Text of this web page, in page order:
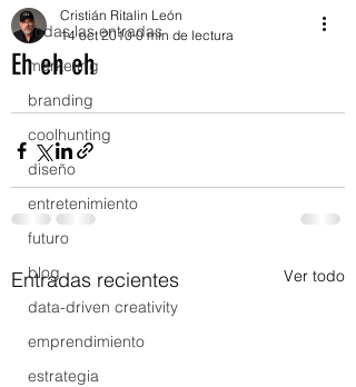
Todas las entradas
marketing
branding
coolhunting
diseño
entretenimiento
futuro
blog
data-driven creativity
emprendimiento
estrategia
Eh eh eh
Cristián Ritalin León
14 oct 2010 0 min de lectura
Entradas recientes Ver todo